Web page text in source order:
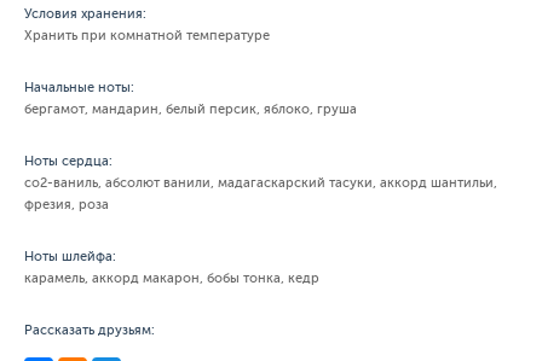
Условия хранения:
Хранить при комнатной температуре
Начальные ноты:
бергамот, мандарин, белый персик, яблоко, груша
Ноты сердца:
co2-ваниль, абсолют ванили, мадагаскарский тасуки, аккорд шантильи,
фрезия, роза
Ноты шлейфа:
карамель, аккорд макарон, бобы тонка, кедр
Рассказать друзьям: